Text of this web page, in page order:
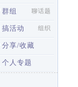
群组 聊话题
搞活动 组织
分享/收藏
个人专题